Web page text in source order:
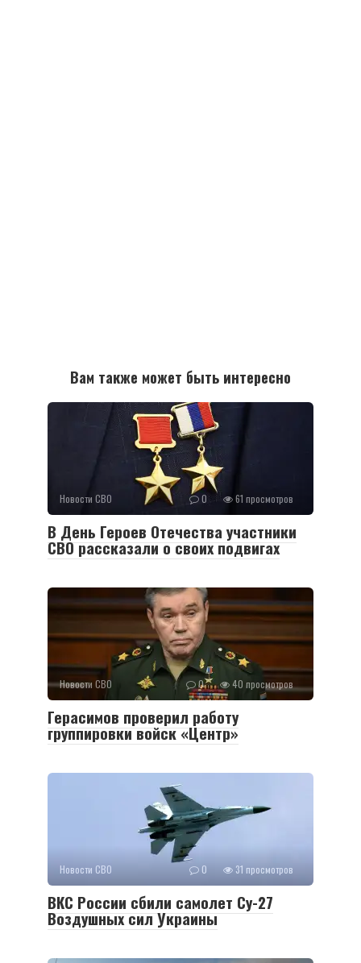
Вам также может быть интересно
Новости СВО 0 61 просмотров
В День Героев Отечества участники
СВО рассказали о своих подвигах
Новости СВО 0 40 просмотров
Герасимов проверил работу
группировки войск «Центр»
Новости СВО 0 31 просмотров
ВКС России сбили самолет Су-27
Воздушных сил Украины